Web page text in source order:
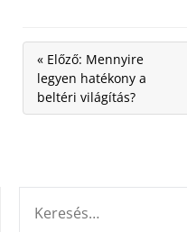
« Előző: Mennyire
legyen hatékony a
beltéri világítás?